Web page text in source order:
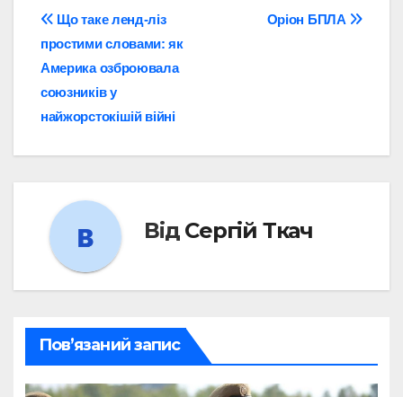
Навігація
записів
Оріон БПЛА
Що таке ленд-ліз
простими словами: як
Америка озброювала
союзників у
найжорстокішій війні
Від Сергій Ткач
Пов’язаний запис